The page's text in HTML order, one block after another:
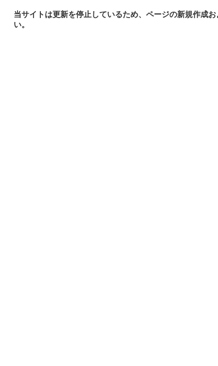
当サイトは更新を停止しているため、ページの新規作成
い。